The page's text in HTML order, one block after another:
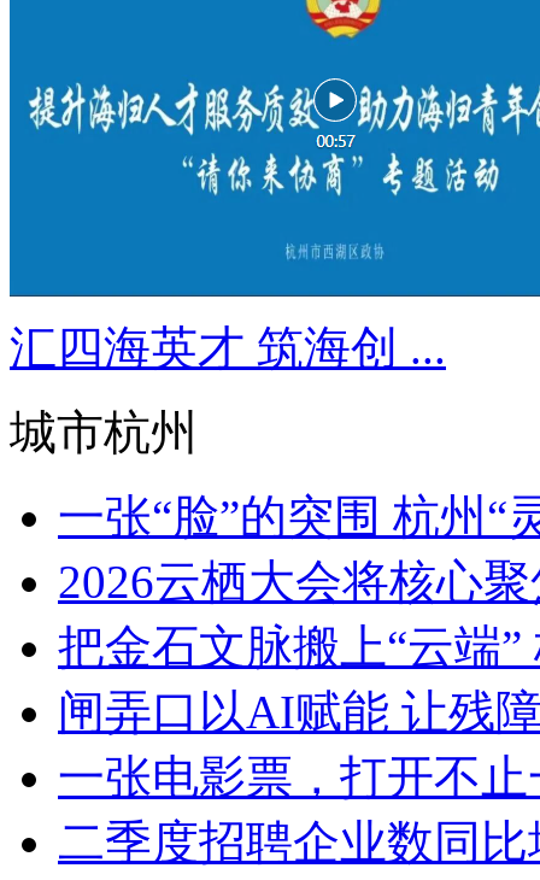
汇四海英才 筑海创 ...
城市杭州
一张“脸”的突围 杭州“
2026云栖大会将核心
把金石文脉搬上“云端
闸弄口以AI赋能 让残
一张电影票，打开不
二季度招聘企业数同比